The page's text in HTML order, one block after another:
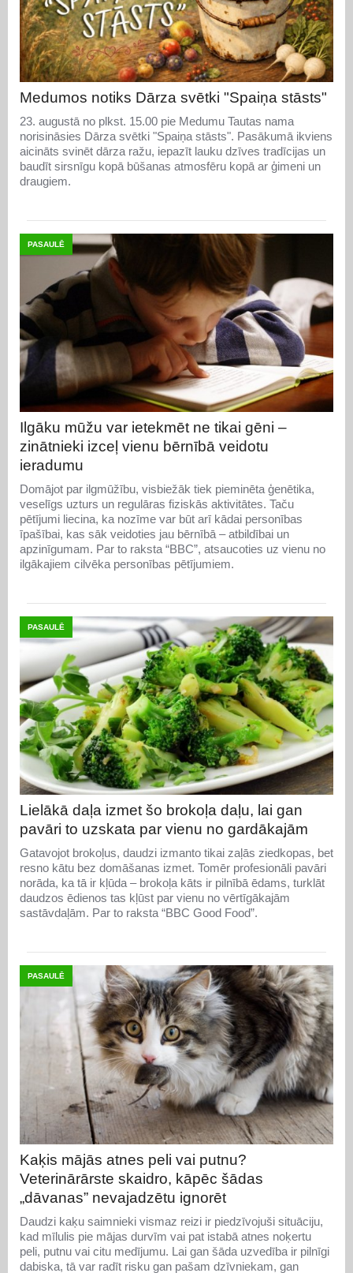
Medumos notiks Dārza svētki "Spaiņa stāsts"
23. augustā no plkst. 15.00 pie Medumu Tautas nama
norisināsies Dārza svētki "Spaiņa stāsts". Pasākumā ikviens
aicināts svinēt dārza ražu, iepazīt lauku dzīves tradīcijas un
baudīt sirsnīgu kopā būšanas atmosfēru kopā ar ģimeni un
draugiem.
PASAULĒ
Ilgāku mūžu var ietekmēt ne tikai gēni –
zinātnieki izceļ vienu bērnībā veidotu
ieradumu
Domājot par ilgmūžību, visbiežāk tiek pieminēta ģenētika,
veselīgs uzturs un regulāras fiziskās aktivitātes. Taču
pētījumi liecina, ka nozīme var būt arī kādai personības
īpašībai, kas sāk veidoties jau bērnībā – atbildībai un
apzinīgumam. Par to raksta “BBC”, atsaucoties uz vienu no
ilgākajiem cilvēka personības pētījumiem.
PASAULĒ
Lielākā daļa izmet šo brokoļa daļu, lai gan
pavāri to uzskata par vienu no gardākajām
Gatavojot brokoļus, daudzi izmanto tikai zaļās ziedkopas, bet
resno kātu bez domāšanas izmet. Tomēr profesionāli pavāri
norāda, ka tā ir kļūda – brokoļa kāts ir pilnībā ēdams, turklāt
daudzos ēdienos tas kļūst par vienu no vērtīgākajām
sastāvdaļām. Par to raksta “BBC Good Food”.
PASAULĒ
Kaķis mājās atnes peli vai putnu?
Veterinārārste skaidro, kāpēc šādas
„dāvanas” nevajadzētu ignorēt
Daudzi kaķu saimnieki vismaz reizi ir piedzīvojuši situāciju,
kad mīlulis pie mājas durvīm vai pat istabā atnes noķertu
peli, putnu vai citu medījumu. Lai gan šāda uzvedība ir pilnīgi
dabiska, tā var radīt risku gan pašam dzīvniekam, gan